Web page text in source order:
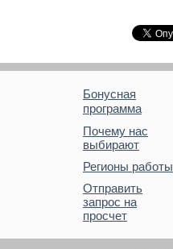
Бонусная
программа
Почему нас
выбирают
Регионы работы
Отправить
запрос на
просчет